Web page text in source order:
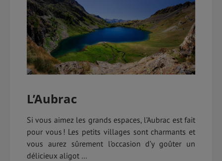
L’Aubrac
Si vous aimez les grands espaces, l’Aubrac est fait
pour vous ! Les petits villages sont charmants et
vous aurez sûrement l’occasion d’y goûter un
délicieux aligot …